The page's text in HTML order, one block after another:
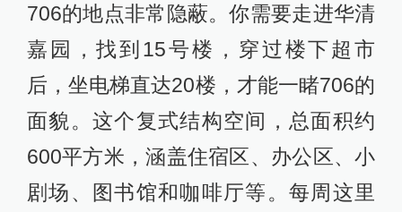
706的地点非常隐蔽。你需要走进华清
嘉园，找到15号楼，穿过楼下超市
后，坐电梯直达20楼，才能一睹706的
面貌。这个复式结构空间，总面积约
600平方米，涵盖住宿区、办公区、小
剧场、图书馆和咖啡厅等。每周这里